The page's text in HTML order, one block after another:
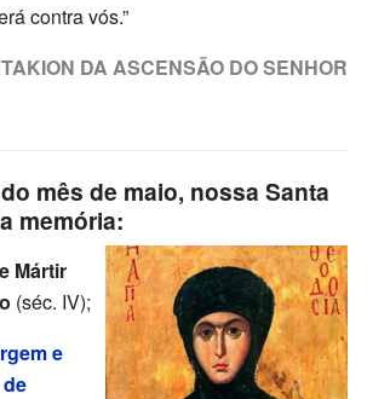
contra vós.”
DA ASCENSÃO DO SENHOR
mês de maio, nossa Santa
memória:
Mártir
(séc. IV);
e